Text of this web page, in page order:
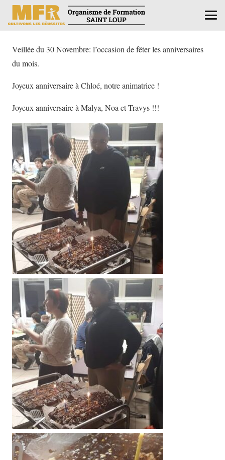
Veillée du 30 Novembre: l’occasion de fêter les anniversaires
du mois.
Joyeux anniversaire à Chloé, notre animatrice !
Joyeux anniversaire à Malya, Noa et Travys !!!